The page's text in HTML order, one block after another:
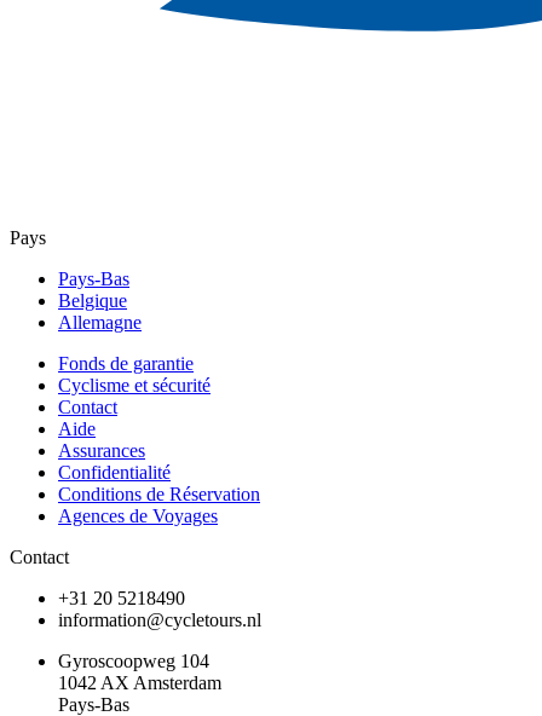
Pays
Pays-Bas
Belgique
Allemagne
Fonds de garantie
Cyclisme et sécurité
Contact
Aide
Assurances
Confidentialité
Conditions de Réservation
Agences de Voyages
Contact
+31 20 5218490
information@cycletours.nl
Gyroscoopweg 104
1042 AX Amsterdam
Pays-Bas